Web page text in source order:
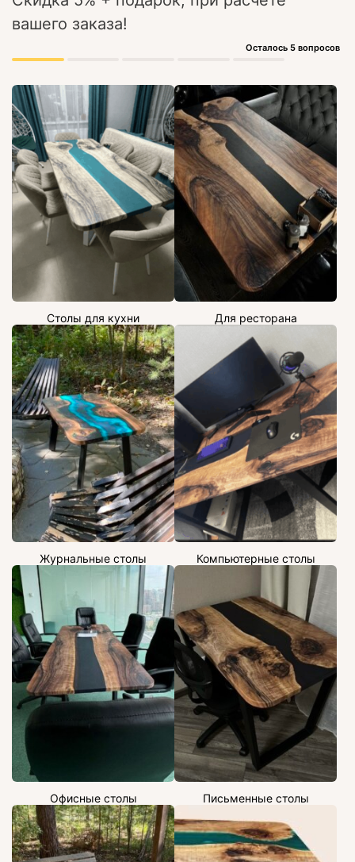
вашего заказа!
Осталось 5 вопросов
Столы для кухни Для ресторана
Журнальные столы Компьютерные столы
Офисные столы Письменные столы